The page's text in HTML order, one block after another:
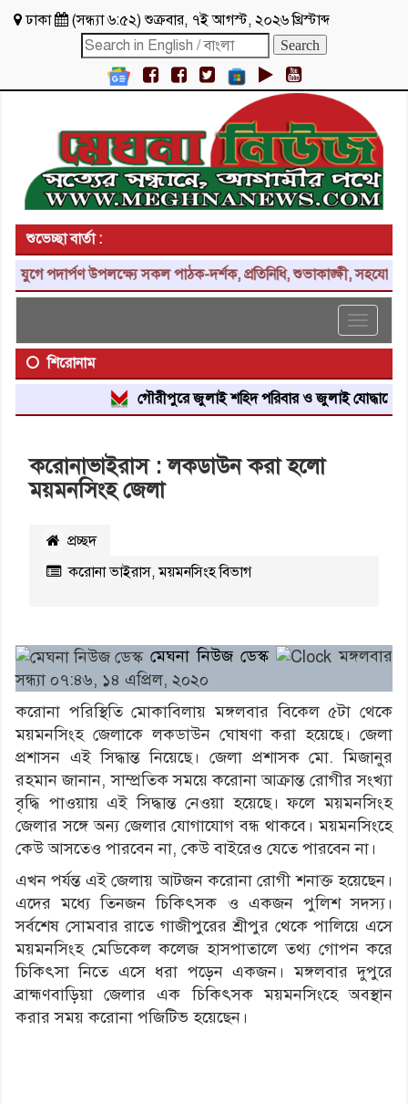
ঢাকা (সন্ধ্যা ৬:৫২)শুক্রবার, ৭ই আগস্ট, ২০২৬ খ্রিস্টাব্দ
শুভেচ্ছা বার্তা :
পদার্পণ উপলক্ষ্যে সকল পাঠক-দর্শক, প্রতিনিধি, শুভাকাঙ্ক্ষী, সহযোগী,
Toggle
শিরোনাম
গৌরীপুরে জুলাই শহিদ পরিবার ও জুলাই যোদ্ধাদের
করোনাভাইরাস : লকডাউন করা হলো
ময়মনসিংহ জেলা
প্রচ্ছদ
করোনা ভাইরাস,ময়মনসিংহ বিভাগ
মেঘনা নিউজ ডেস্ক
মঙ্গলবার
সন্ধ্যা ০৭:৪৬, ১৪ এপ্রিল, ২০২০
করোনা পরিস্থিতি মোকাবিলায় মঙ্গলবার বিকেল ৫টা থেকে
ময়মনসিংহ জেলাকে লকডাউন ঘোষণা করা হয়েছে। জেলা
প্রশাসন এই সিদ্ধান্ত নিয়েছে। জেলা প্রশাসক মো. মিজানুর
রহমান জানান, সাম্প্রতিক সময়ে করোনা আক্রান্ত রোগীর সংখ্যা
বৃদ্ধি পাওয়ায় এই সিদ্ধান্ত নেওয়া হয়েছে। ফলে ময়মনসিংহ
জেলার সঙ্গে অন্য জেলার যোগাযোগ বন্ধ থাকবে। ময়মনসিংহে
কেউ আসতেও পারবেন না, কেউ বাইরেও যেতে পারবেন না।
এখন পর্যন্ত এই জেলায় আটজন করোনা রোগী শনাক্ত হয়েছেন।
এদের মধ্যে তিনজন চিকিৎসক ও একজন পুলিশ সদস্য।
সর্বশেষ সোমবার রাতে গাজীপুরের শ্রীপুর থেকে পালিয়ে এসে
ময়মনসিংহ মেডিকেল কলেজ হাসপাতালে তথ্য গোপন করে
চিকিৎসা নিতে এসে ধরা পড়েন একজন। মঙ্গলবার দুপুরে
ব্রাহ্মণবাড়িয়া জেলার এক চিকিৎসক ময়মনসিংহে অবস্থান
করার সময় করোনা পজিটিভ হয়েছেন।